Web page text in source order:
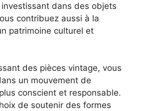
dans des objets
contribuez aussi à la
patrimoine culturel et
des pièces vintage, vous
un mouvement de
conscient et responsable.
de soutenir des formes